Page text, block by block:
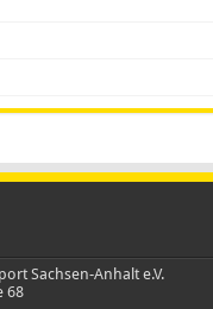
Sachsen-Anhalt e.V.
68